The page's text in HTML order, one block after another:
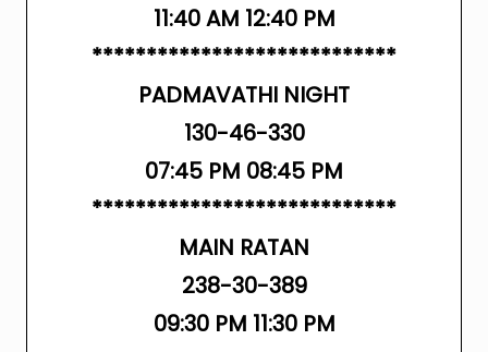
11:40 AM 12:40 PM
****************************
PADMAVATHI NIGHT
130-46-330
07:45 PM 08:45 PM
****************************
MAIN RATAN
238-30-389
09:30 PM 11:30 PM